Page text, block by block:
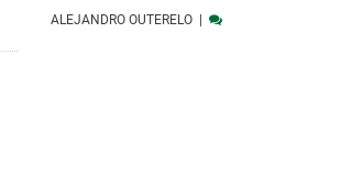
ALEJANDRO OUTERELO